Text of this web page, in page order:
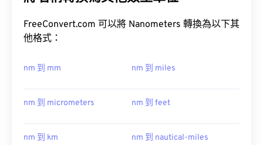
FreeConvert.com 可以將 Nanometers 轉換為以下其
他格式：
nm 到 mm nm 到 miles
nm 到 micrometers nm 到 feet
nm 到 km nm 到 nautical-miles